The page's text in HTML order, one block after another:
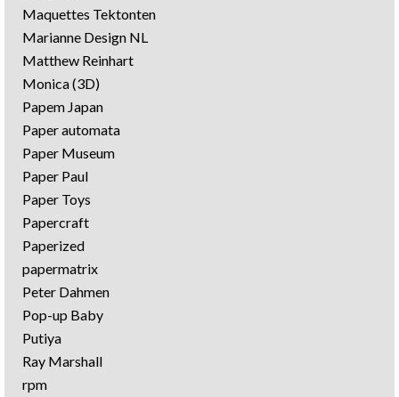
Maquettes Tektonten
Marianne Design NL
Matthew Reinhart
Monica (3D)
Papem Japan
Paper automata
Paper Museum
Paper Paul
Paper Toys
Papercraft
Paperized
papermatrix
Peter Dahmen
Pop-up Baby
Putiya
Ray Marshall
rpm